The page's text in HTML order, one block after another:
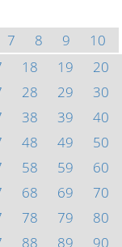
7 8 9
10
18 19
20
28 29
30
38 39
40
48 49
50
58 59
60
68 69
70
78 79
80
88 89
90